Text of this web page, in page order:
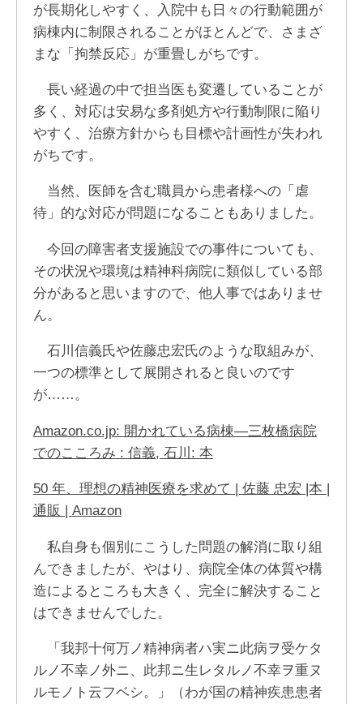
が長期化しやすく、入院中も日々の行動範囲が
病棟内に制限されることがほとんどで、さまざ
まな「拘禁反応」が重畳しがちです。
長い経過の中で担当医も変遷していることが
多く、対応は安易な多剤処方や行動制限に陥り
やすく、治療方針からも目標や計画性が失われ
がちです。
当然、医師を含む職員から患者様への「虐
待」的な対応が問題になることもありました。
今回の障害者支援施設での事件についても、
その状況や環境は精神科病院に類似している部
分があると思いますので、他人事ではありませ
ん。
石川信義氏や佐藤忠宏氏のような取組みが、
一つの標準として展開されると良いのです
が……。
Amazon.co.jp: 開かれている病棟―三枚橋病院
でのこころみ : 信義, 石川: 本
50 年、理想の精神医療を求めて | 佐藤 忠宏 |本 |
通販 | Amazon
私自身も個別にこうした問題の解消に取り組
んできましたが、やはり、病院全体の体質や構
造によるところも大きく、完全に解決すること
はできませんでした。
「我邦十何万ノ精神病者ハ実ニ此病ヲ受ケタ
ルノ不幸ノ外ニ、此邦ニ生レタルノ不幸ヲ重ヌ
ルモノト云フベシ。」（わが国の精神疾患患者